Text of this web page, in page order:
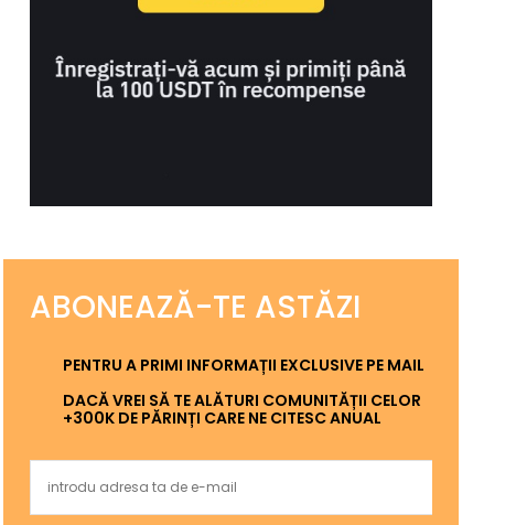
ABONEAZĂ-TE ASTĂZI
PENTRU A PRIMI INFORMAȚII EXCLUSIVE PE MAIL
DACĂ VREI SĂ TE ALĂTURI COMUNITĂȚII CELOR
+300K DE PĂRINȚI CARE NE CITESC ANUAL